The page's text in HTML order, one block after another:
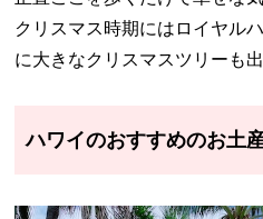
クリスマス時期にはロイヤル
に大きなクリスマスツリーも
ハワイのおすすめのお土